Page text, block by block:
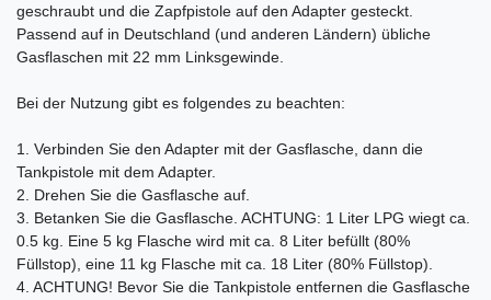
geschraubt und die Zapfpistole auf den Adapter gesteckt.
Passend auf in Deutschland (und anderen Ländern) übliche
Gasflaschen mit 22 mm Linksgewinde.
Bei der Nutzung gibt es folgendes zu beachten:
1. Verbinden Sie den Adapter mit der Gasflasche, dann die
Tankpistole mit dem Adapter.
2. Drehen Sie die Gasflasche auf.
3. Betanken Sie die Gasflasche. ACHTUNG: 1 Liter LPG wiegt ca.
0.5 kg. Eine 5 kg Flasche wird mit ca. 8 Liter befüllt (80%
Füllstop), eine 11 kg Flasche mit ca. 18 Liter (80% Füllstop).
4. ACHTUNG! Bevor Sie die Tankpistole entfernen die Gasflasche